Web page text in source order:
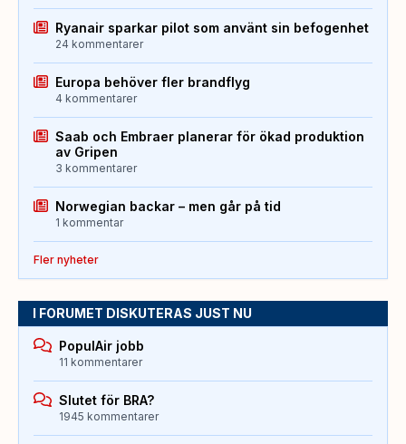
Ryanair sparkar pilot som använt sin befogenhet
24 kommentarer
Europa behöver fler brandflyg
4 kommentarer
Saab och Embraer planerar för ökad produktion
av Gripen
3 kommentarer
Norwegian backar – men går på tid
1 kommentar
Fler nyheter
I FORUMET DISKUTERAS JUST NU
PopulAir jobb
11 kommentarer
Slutet för BRA?
1945 kommentarer